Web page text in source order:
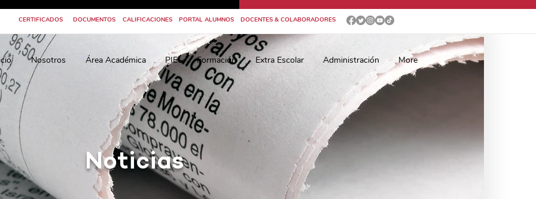
CERTIFICADOS DOCUMENTOS CALIFICACIONES PORTAL ALUMNOS DOCENTES & COLABORADORES
Nosotros Área Académica PIE Formación Extra Escolar Administración More
Noticias